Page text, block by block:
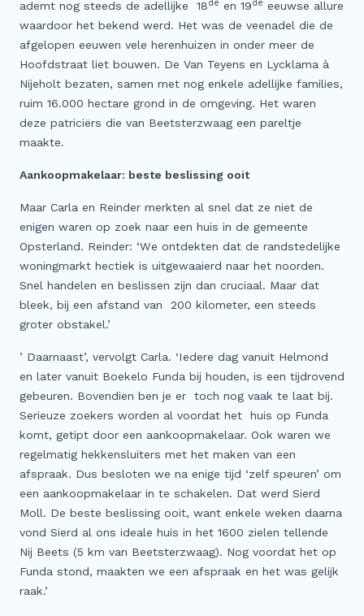
ademt nog steeds de adellijke 18de en 19de eeuwse allure
waardoor het bekend werd. Het was de veenadel die de
afgelopen eeuwen vele herenhuizen in onder meer de
Hoofdstraat liet bouwen. De Van Teyens en Lycklama à
Nijeholt bezaten, samen met nog enkele adellijke families,
ruim 16.000 hectare grond in de omgeving. Het waren
deze patriciërs die van Beetsterzwaag een pareltje
maakte.
Aankoopmakelaar: beste beslissing ooit
Maar Carla en Reinder merkten al snel dat ze niet de
enigen waren op zoek naar een huis in de gemeente
Opsterland. Reinder: ‘We ontdekten dat de randstedelijke
woningmarkt hectiek is uitgewaaierd naar het noorden.
Snel handelen en beslissen zijn dan cruciaal. Maar dat
bleek, bij een afstand van 200 kilometer, een steeds
groter obstakel.’
’ Daarnaast’, vervolgt Carla. ‘Iedere dag vanuit Helmond
en later vanuit Boekelo Funda bij houden, is een tijdrovend
gebeuren. Bovendien ben je er toch nog vaak te laat bij.
Serieuze zoekers worden al voordat het huis op Funda
komt, getipt door een aankoopmakelaar. Ook waren we
regelmatig hekkensluiters met het maken van een
afspraak. Dus besloten we na enige tijd ‘zelf speuren’ om
een aankoopmakelaar in te schakelen. Dat werd Sierd
Moll. De beste beslissing ooit, want enkele weken daarna
vond Sierd al ons ideale huis in het 1600 zielen tellende
Nij Beets (5 km van Beetsterzwaag). Nog voordat het op
Funda stond, maakten we een afspraak en het was gelijk
raak.’